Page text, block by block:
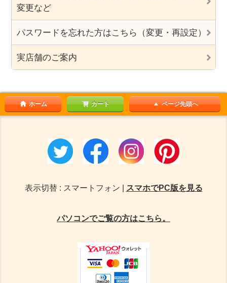
変更など
パスワードを忘れた方はこちら（変更・再設定）
実店舗のご案内
ホーム カート ページ先頭へ
表示切替 : スマートフォン | スマホでPC版を見る
パソコンでご覧の方はこちら。